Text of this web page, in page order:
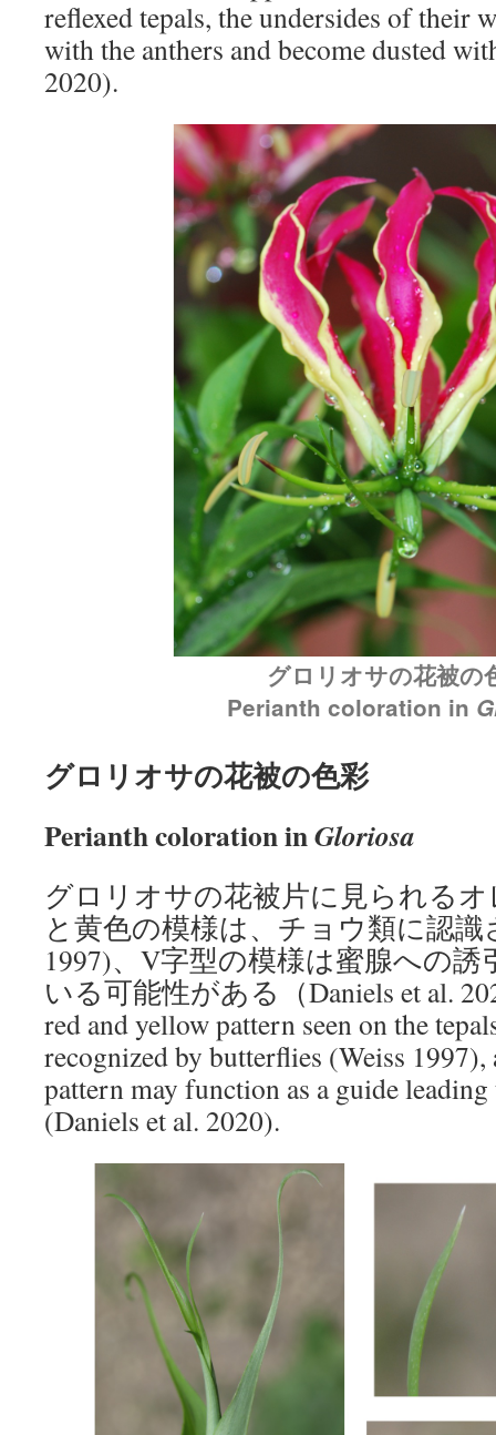
reflexed tepals, the undersides of their
with the anthers and become dusted
2020).
グロリオサの花被の
Perianth coloration in
グロリオサの花被の色彩
Perianth coloration inGloriosa
グロリオサの花被片に見られる
と黄色の模様は、チョウ類に認識
1997)、V字型の模様は蜜腺への
いる可能性がある（Daniels et al.
red and yellow pattern seen on the
recognized by butterflies (Weiss 1997),
pattern may function as a guide
(Daniels et al. 2020).